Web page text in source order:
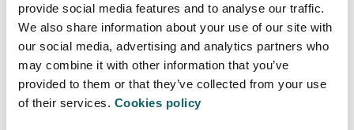
provide social media features and to analyse our traffic.
We also share information about your use of our site with
our social media, advertising and analytics partners who
may combine it with other information that you’ve
provided to them or that they’ve collected from your use
of their services. Cookies policy
capacidad de lograr lo propuesto. Teniendo un espíritu
crítico y autocrítico, para lograr siempre más y poder
seguir mejorando, desarrollar un grado de
autoexigencia.